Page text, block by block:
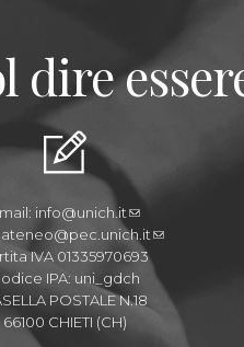
dire
info@unich.it
ateneo@pec.unich.it
IVA 01335970693
IPA: uni_gdch
POSTALE N.18
66100 CHIETI (CH)